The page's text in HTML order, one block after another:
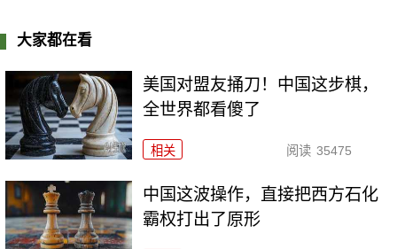
大家都在看
美国对盟友捅刀！中国这步棋，
全世界都看傻了
相关 阅读 35475
中国这波操作，直接把西方石化
霸权打出了原形